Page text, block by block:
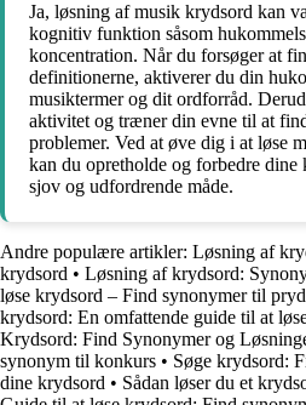
Ja, løsning af musik krydsord kan
kognitiv funktion såsom
koncentration. Når du forsøger at
definitionerne, aktiverer du din
musiktermer og dit ordforråd.
aktivitet og træner din evne til at
problemer. Ved at øve dig i at løse
kan du opretholde og forbedre
sjov og udfordrende måde.
Andre populære artikler: Løsning af
krydsord • Løsning af krydsord:
løse krydsord – Find synonymer til
krydsord: En omfattende guide til at
Krydsord: Find Synonymer og
synonym til konkurs • Søge krydsord:
dine krydsord • Sådan løser du et